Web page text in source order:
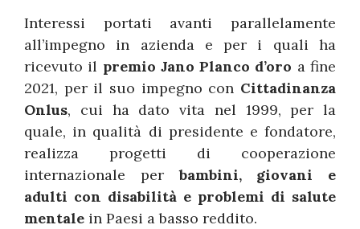
Interessi portati avanti parallelamente
all’impegno in azienda e per i quali ha
ricevuto il premio Jano Planco d’oro a fine
2021, per il suo impegno con Cittadinanza
Onlus, cui ha dato vita nel 1999, per la
quale, in qualità di presidente e fondatore,
realizza progetti di cooperazione
internazionale perbambini, giovani e
adulti con disabilità e problemi di salute
mentale in Paesi a basso reddito.